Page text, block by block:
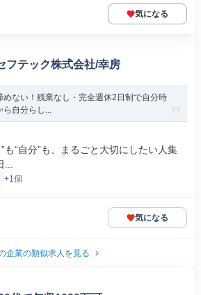
気になる
フテック株式会社/幸房
めない！残業なし・完全週休2日制で自分時
ら自分らし...
も“自分”も、まるごと大切にしたい人集
+1個
気になる
企業の類似求人を見る